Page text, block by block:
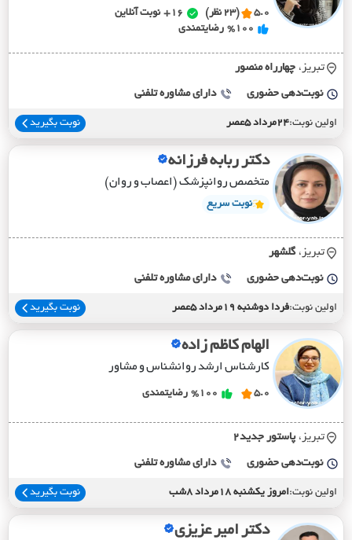
5.0 (23 نظر) 16+
نوبت آنلاین
%100 رضایتمندی
تبریز، چهارراه منصور
نوبت‌دهی حضوری دارای مشاوره تلفنی
اولین نوبت:24مرداد 5عصر نوبت بگیرید
دکتر ربابه فرزانه
متخصص روانپزشک (اعصاب و روان)
نوبت سریع
تبریز، گلشهر
نوبت‌دهی حضوری دارای مشاوره تلفنی
اولین نوبت:فردا دوشنبه 19مرداد 5عصر نوبت بگیرید
الهام کاظم زاده
کارشناس ارشد روانشناس و مشاور
5.0
%100 رضایتمندی
تبریز، پاستور جديد2
نوبت‌دهی حضوری دارای مشاوره تلفنی
اولین نوبت:امروز یکشنبه 18مرداد 8شب نوبت بگیرید
دکتر امیر عزیزی